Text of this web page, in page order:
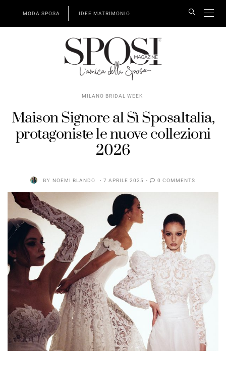
MODA SPOSA IDEE MATRIMONIO
MILANO BRIDAL WEEK
Maison Signore al Sì SposaItalia,
protagoniste le nuove collezioni
2026
BY NOEMI BLANDO 7 APRILE 2025 0 COMMENTS